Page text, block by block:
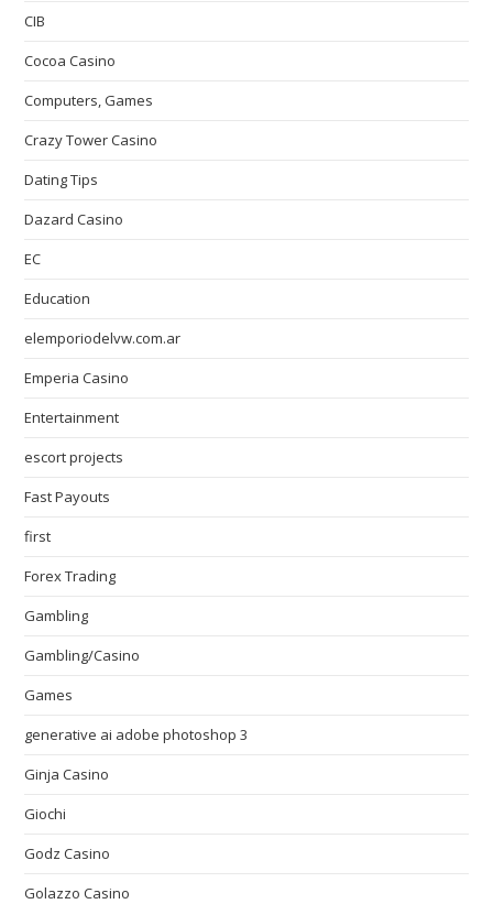
CIB
Cocoa Casino
Computers, Games
Crazy Tower Сasino
Dating Tips
Dazard Casino
EC
Education
elemporiodelvw.com.ar
Emperia Casino
Entertainment
escort projects
Fast Payouts
first
Forex Trading
Gambling
Gambling/Casino
Games
generative ai adobe photoshop 3
Ginja Casino
Giochi
Godz Casino
Golazzo Casino